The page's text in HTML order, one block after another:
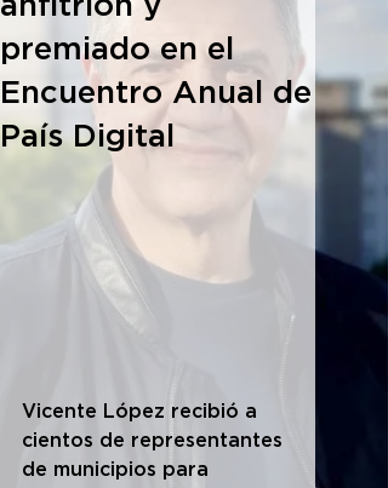
premiado en el
Encuentro Anual de
País Digital
Vicente López recibió a
cientos de representantes
de municipios para